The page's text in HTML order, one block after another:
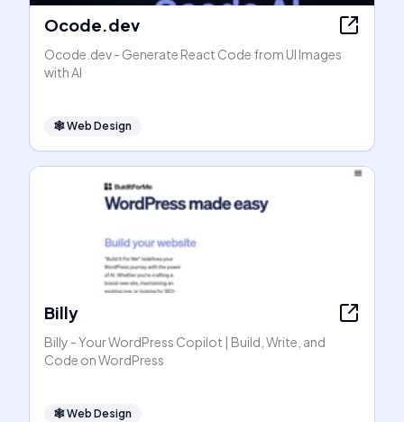
Ocode.dev
Ocode.dev - Generate React Code from UI Images
with AI
🕸Web Design
Billy
Billy - Your WordPress Copilot | Build, Write, and
Code on WordPress
🕸Web Design